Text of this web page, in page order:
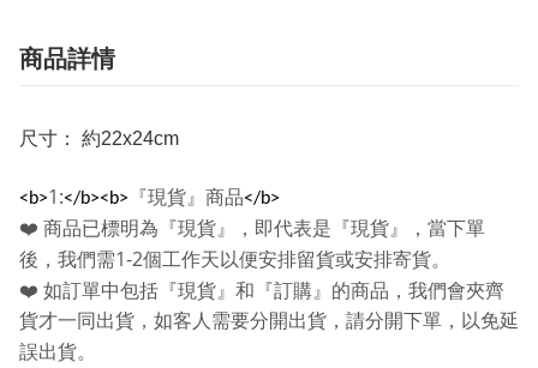
商品詳情
尺寸： 約22x24cm
<b>1:</b><b> 『現貨』商品</b>
❤️ 商品已標明為『現貨』，即代表是『現貨』，當下單
後，我們需1-2個工作天以便安排留貨或安排寄貨。
❤️ 如訂單中包括『現貨』和『訂購』的商品，我們會夾齊
貨才一同出貨，如客人需要分開出貨，請分開下單，以免延
誤出貨。